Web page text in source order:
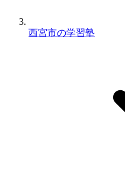
西宮市の学習塾